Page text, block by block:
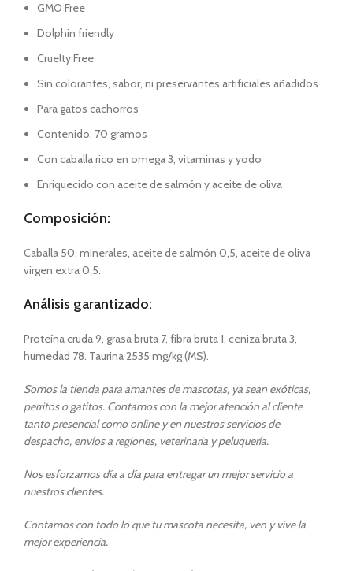
GMO Free
Dolphin friendly
Cruelty Free
Sin colorantes, sabor, ni preservantes artificiales añadidos
Para gatos cachorros
Contenido: 70 gramos
Con caballa rico en omega 3, vitaminas y yodo
Enriquecido con aceite de salmón y aceite de oliva
Composición:
Caballa 50, minerales, aceite de salmón 0,5, aceite de oliva
virgen extra 0,5.
Análisis garantizado:
Proteína cruda 9, grasa bruta 7, fibra bruta 1, ceniza bruta 3,
humedad 78. Taurina 2535 mg/kg (MS).
Somos la tienda para amantes de mascotas, ya sean exóticas,
perritos o gatitos. Contamos con la mejor atención al cliente
tanto presencial como online y en nuestros servicios de
despacho, envíos a regiones, veterinaria y peluquería.
Nos esforzamos día a día para entregar un mejor servicio a
nuestros clientes.
Contamos con todo lo que tu mascota necesita, ven y vive la
mejor experiencia.